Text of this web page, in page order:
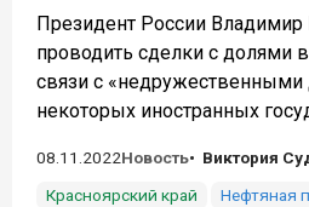
Президент России
проводить сделки с долями
связи с «недружественными
некоторых иностранных
08.11.2022Новость
Виктория
Красноярский край
Нефтяная